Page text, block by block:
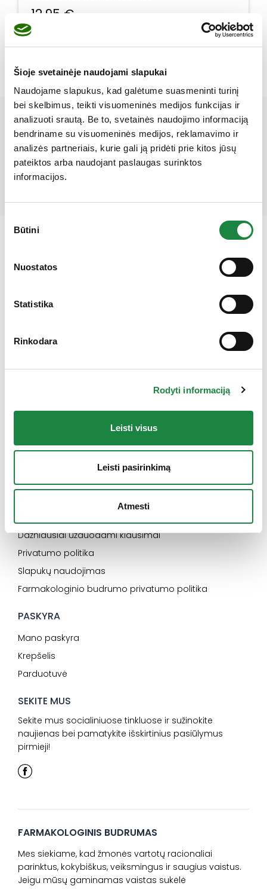
Šioje svetainėje naudojami slapukai
Naudojame slapukus, kad galėtume suasmeninti turinį
bei skelbimus, teikti visuomeninės medijos funkcijas ir
analizuoti srautą. Be to, svetainės naudojimo informaciją
bendriname su visuomeninės medijos, reklamavimo ir
analizės partneriais, kurie gali ją pridėti prie kitos jūsų
pateiktos arba naudojant paslaugas surinktos
informacijos.
pasirinkimas
Būtini
Nuostatos
Statistika
Rinkodara
Rodyti informaciją
Leisti visus
Leisti pasirinkimą
Atmesti
12,95 €
produkto kiekis: TotalPOWER woman tab. N30
Mūsų partneriai
+370 612 77733
Naujienos
Konsultacija
Dažniausiai užduodami klausimai
Privatumo politika
Slapukų naudojimas
Farmakologinio budrumo privatumo politika
PASKYRA
Mano paskyra
Krepšelis
Parduotuvė
SEKITE MUS
Sekite mus socialiniuose tinkluose ir sužinokite
naujienas bei pamatykite išskirtinius pasiūlymus
pirmieji!
FARMAKOLOGINIS BUDRUMAS
Mes siekiame, kad žmonės vartotų racionaliai
parinktus, kokybiškus, veiksmingus ir saugius vaistus.
Jeigu mūsų gaminamas vaistas sukėlė
Gauk 10% nuolaidą!